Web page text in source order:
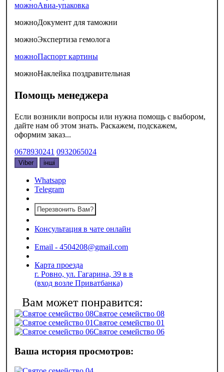
можноАвиа-упаковка
можноДокумент для таможни
можноЭкспертиза гемолога
можноПаспорт картины
можноНаклейка поздравительная
Помощь менеджера
Если возникли вопросы или нужна помощь с выбором,
дайте нам об этом знать. Раскажем, подскажем,
оформим заказ...
0678930241 0932065024
Viber інші
Whatsapp
Telegram
Перезвонить Вам?
Консультация в чате онлайн
Email - 4504208@gmail.com
Карта проезда
г. Ровно, ул. Гагарина, 39 в в
(вход возле Приватбанка)
Святое семейство 08
Святое семейство 01
Святое семейство 06